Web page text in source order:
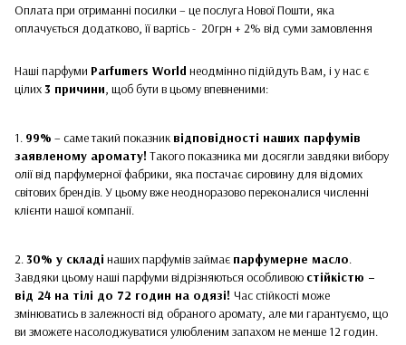
Оплата при отриманні посилки – це послуга Нової Пошти, яка
оплачується додатково, її вартісь - 20грн + 2% від суми замовлення
Наші парфуми Parfumers World неодмінно підійдуть Вам, і у нас є
цілих3 причини , щоб бути в цьому впевненими:
1. 99% – саме такий показник відповідності наших парфумів
заявленому аромату! Такого показника ми досягли завдяки вибору
олії від парфумерної фабрики, яка постачає сировину для відомих
світових брендів. У цьому вже неодноразово переконалися численні
клієнти нашої компанії.
2. 30% у складі наших парфумів займає парфумерне масло.
Завдяки цьому наші парфуми відрізняються особливою стійкістю –
від 24 на тілі до 72 годин на одязі! Час стійкості може
змінюватись в залежності від обраного аромату, але ми гарантуємо, що
ви зможете насолоджуватися улюбленим запахом не менше 12 годин.